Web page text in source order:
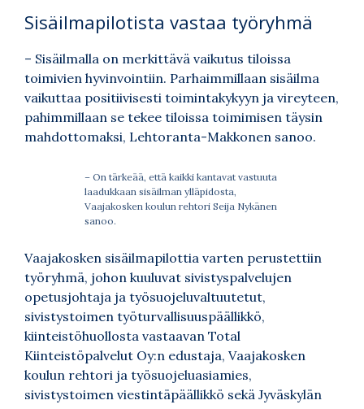
Sisäilmapilotista vastaa työryhmä
– Sisäilmalla on merkittävä vaikutus tiloissa
toimivien hyvinvointiin. Parhaimmillaan sisäilma
vaikuttaa positiivisesti toimintakykyyn ja vireyteen,
pahimmillaan se tekee tiloissa toimimisen täysin
mahdottomaksi, Lehtoranta-Makkonen sanoo.
– On tärkeää, että kaikki kantavat vastuuta
laadukkaan sisäilman ylläpidosta,
Vaajakosken koulun rehtori Seija Nykänen
sanoo.
Vaajakosken sisäilmapilottia varten perustettiin
työryhmä, johon kuuluvat sivistyspalvelujen
opetusjohtaja ja työsuojeluvaltuutetut,
sivistystoimen työturvallisuuspäällikkö,
kiinteistöhuollosta vastaavan Total
Kiinteistöpalvelut Oy:n edustaja, Vaajakosken
koulun rehtori ja työsuojeluasiamies,
sivistystoimen viestintäpäällikkö sekä Jyväskylän